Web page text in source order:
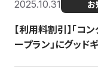
2025.10.31 お
【利用料割引】「
ープラン」にグッ